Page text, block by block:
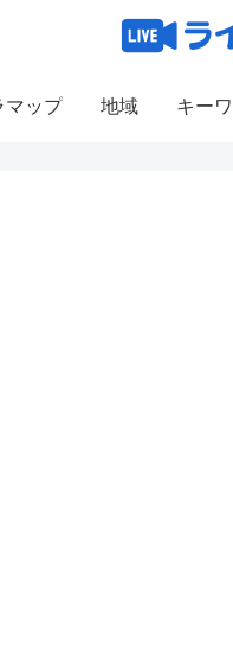
マップ 地域 キー